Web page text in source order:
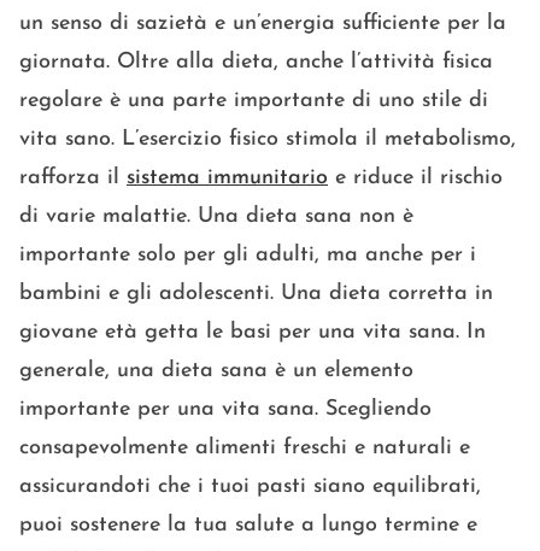
un senso di sazietà e un’energia sufficiente per la
giornata. Oltre alla dieta, anche l’attività fisica
regolare è una parte importante di uno stile di
vita sano. L’esercizio fisico stimola il metabolismo,
rafforza il sistema immunitario e riduce il rischio
di varie malattie. Una dieta sana non è
importante solo per gli adulti, ma anche per i
bambini e gli adolescenti. Una dieta corretta in
giovane età getta le basi per una vita sana. In
generale, una dieta sana è un elemento
importante per una vita sana. Scegliendo
consapevolmente alimenti freschi e naturali e
assicurandoti che i tuoi pasti siano equilibrati,
puoi sostenere la tua salute a lungo termine e